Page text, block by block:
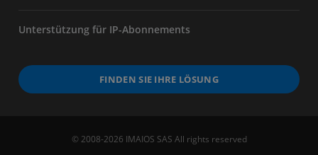
Unterstützung für IP-Abonnements
FINDEN SIE IHRE LÖSUNG
© 2008-2026 IMAIOS SAS All rights reserved